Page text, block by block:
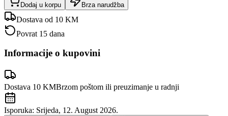
Dodaj u korpu Brza narudžba
Dostava od 10 KM
Povrat 15 dana
Informacije o kupovini
Dostava 10 KMBrzom poštom ili preuzimanje u radnji
Isporuka: Srijeda, 12. August 2026.